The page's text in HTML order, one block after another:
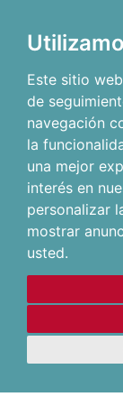
Este sitio
de
navegación
la
una mejor
interés en
personalizar
mostrar
usted.